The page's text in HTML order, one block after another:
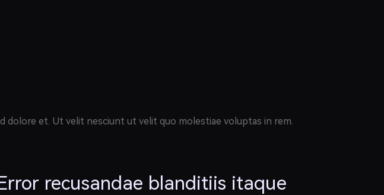
et. Ut velit nesciunt ut velit quo molestiae voluptas in rem.
recusandae blanditiis itaque